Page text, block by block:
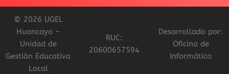
© 2026 UGEL
Huancayo –
Unidad de
Gestión Educativa
Local
RUC:
20600657594
Desarrollado por:
Oficina de
Informática